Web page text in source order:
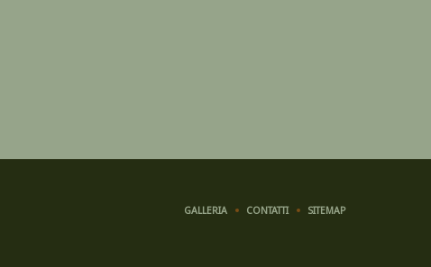
GALLERIA CONTATTI SITEMAP